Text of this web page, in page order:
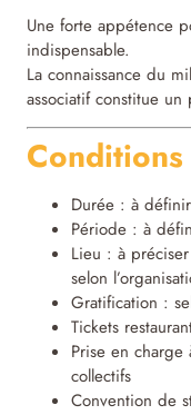
Une forte appétence
indispensable.
La connaissance du
associatif constitue un
Durée : à
Période : à
Lieu : à
selon
Gratification :
Tickets
Prise en charge
collectifs
Convention de